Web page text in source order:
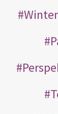
Winter